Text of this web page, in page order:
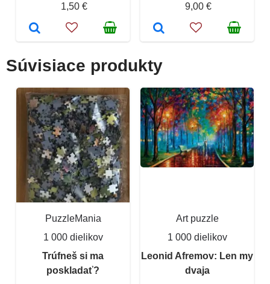
1,50 €
9,00 €
Súvisiace produkty
PuzzleMania
1 000 dielikov
Trúfneš si ma
poskladať?
Art puzzle
1 000 dielikov
Leonid Afremov: Len my
dvaja